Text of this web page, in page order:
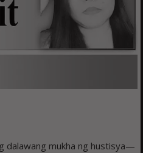
dalawang mukha ng hustisya—